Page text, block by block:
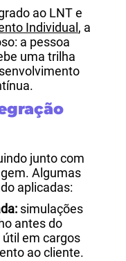
ao LNT e
Individual , a
a pessoa
uma trilha
junto com
Algumas
aplicadas:
simulações
antes do
em cargos
ao cliente.